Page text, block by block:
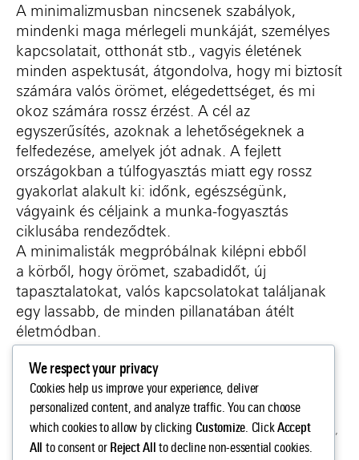
A minimalizmusban nincsenek szabályok,
mindenki maga mérlegeli munkáját, személyes
kapcsolatait, otthonát stb., vagyis életének
minden aspektusát, átgondolva, hogy mi biztosít
számára valós örömet, elégedettséget, és mi
okoz számára rossz érzést. A cél az
egyszerűsítés, azoknak a lehetőségeknek a
felfedezése, amelyek jót adnak. A fejlett
országokban a túlfogyasztás miatt egy rossz
gyakorlat alakult ki: időnk, egészségünk,
vágyaink és céljaink a munka-fogyasztás
ciklusába rendeződtek.
A minimalisták megpróbálnak kilépni ebből
a körből, hogy örömet, szabadidőt, új
tapasztalatokat, valós kapcsolatokat találjanak
egy lassabb, de minden pillanatában átélt
életmódban.
Címkék
anti-consumerism,antikonzumerizmus ,awareness
critique of consumerism,fogyasztáskritika,mindfulness ,
önkéntes egyszerűség ,pazarlás,tudatosság,voluntary
We respect your privacy
Cookies help us improve your experience, deliver
personalized content, and analyze traffic. You can choose
which cookies to allow by clicking Customize. ClickAccept
All to consent or Reject All to decline non-essential cookies.